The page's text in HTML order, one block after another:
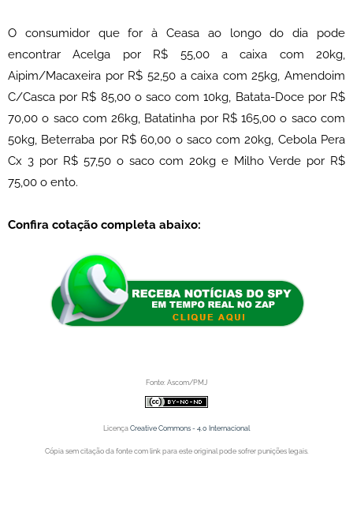
O consumidor que for à Ceasa ao longo do dia pode
encontrar Acelga por R$ 55,00 a caixa com 20kg,
Aipim/Macaxeira por R$ 52,50 a caixa com 25kg, Amendoim
C/Casca por R$ 85,00 o saco com 10kg, Batata-Doce por R$
70,00 o saco com 26kg, Batatinha por R$ 165,00 o saco com
50kg, Beterraba por R$ 60,00 o saco com 20kg, Cebola Pera
Cx 3 por R$ 57,50 o saco com 20kg e Milho Verde por R$
75,00 o ento.
Confira cotação completa abaixo:
Fonte: Ascom/PMJ
Licença Creative Commons - 4.0 Internacional
Cópia sem citação da fonte com link para este original pode sofrer punições legais.